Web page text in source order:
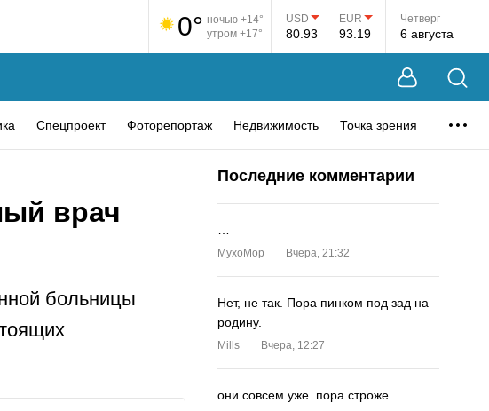
0° ночью +14°
утром +17°
USD
80.93
EUR
93.19
Четверг
6 августа
Спецпроект Фоторепортаж Недвижимость Точка зрения
врач
больницы
Последние комментарии
MyxoMop Вчера, 21:32
Нет, не так. Пора пинком под зад на
родину.
Mills Вчера, 12:27
они совсем уже. пора строже